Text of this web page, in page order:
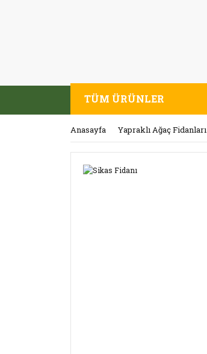
TÜM ÜRÜNLER
Anasayfa Yapraklı Ağaç Fidanları